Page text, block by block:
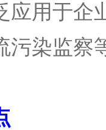
应用于企
污染监察